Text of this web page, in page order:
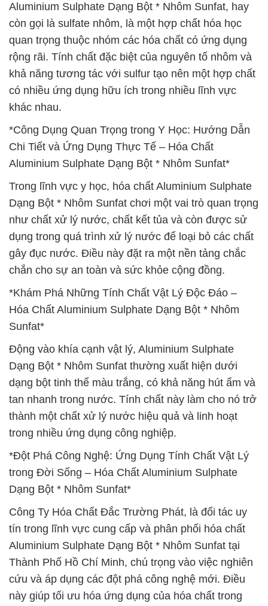
Aluminium Sulphate Dạng Bột * Nhôm Sunfat, hay
còn gọi là sulfate nhôm, là một hợp chất hóa học
quan trọng thuộc nhóm các hóa chất có ứng dụng
rộng rãi. Tính chất đặc biệt của nguyên tố nhôm và
khả năng tương tác với sulfur tạo nên một hợp chất
có nhiều ứng dụng hữu ích trong nhiều lĩnh vực
khác nhau.
*Công Dụng Quan Trọng trong Y Học: Hướng Dẫn
Chi Tiết và Ứng Dụng Thực Tế – Hóa Chất
Aluminium Sulphate Dạng Bột * Nhôm Sunfat*
Trong lĩnh vực y học, hóa chất Aluminium Sulphate
Dạng Bột * Nhôm Sunfat chơi một vai trò quan trọng
như chất xử lý nước, chất kết tủa và còn được sử
dụng trong quá trình xử lý nước để loại bỏ các chất
gây đục nước. Điều này đặt ra một nền tảng chắc
chắn cho sự an toàn và sức khỏe cộng đồng.
*Khám Phá Những Tính Chất Vật Lý Độc Đáo –
Hóa Chất Aluminium Sulphate Dạng Bột * Nhôm
Sunfat*
Động vào khía cạnh vật lý, Aluminium Sulphate
Dạng Bột * Nhôm Sunfat thường xuất hiện dưới
dạng bột tinh thể màu trắng, có khả năng hút ẩm và
tan nhanh trong nước. Tính chất này làm cho nó trở
thành một chất xử lý nước hiệu quả và linh hoạt
trong nhiều ứng dụng công nghiệp.
*Đột Phá Công Nghệ: Ứng Dụng Tính Chất Vật Lý
trong Đời Sống – Hóa Chất Aluminium Sulphate
Dạng Bột * Nhôm Sunfat*
Công Ty Hóa Chất Đắc Trường Phát, là đối tác uy
tín trong lĩnh vực cung cấp và phân phối hóa chất
Aluminium Sulphate Dạng Bột * Nhôm Sunfat tại
Thành Phố Hồ Chí Minh, chú trọng vào việc nghiên
cứu và áp dụng các đột phá công nghệ mới. Điều
này giúp tối ưu hóa ứng dụng của hóa chất trong